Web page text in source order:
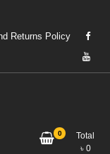
Returns Policy
0
Total
৳ 0